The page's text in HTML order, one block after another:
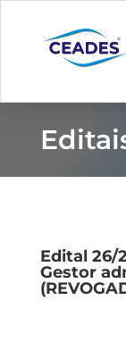
Edital 26/
Gestor